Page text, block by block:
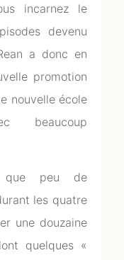
incarnez le
devenu
a donc en
promotion
nouvelle école
beaucoup
que peu de
les quatre
une douzaine
quelques «